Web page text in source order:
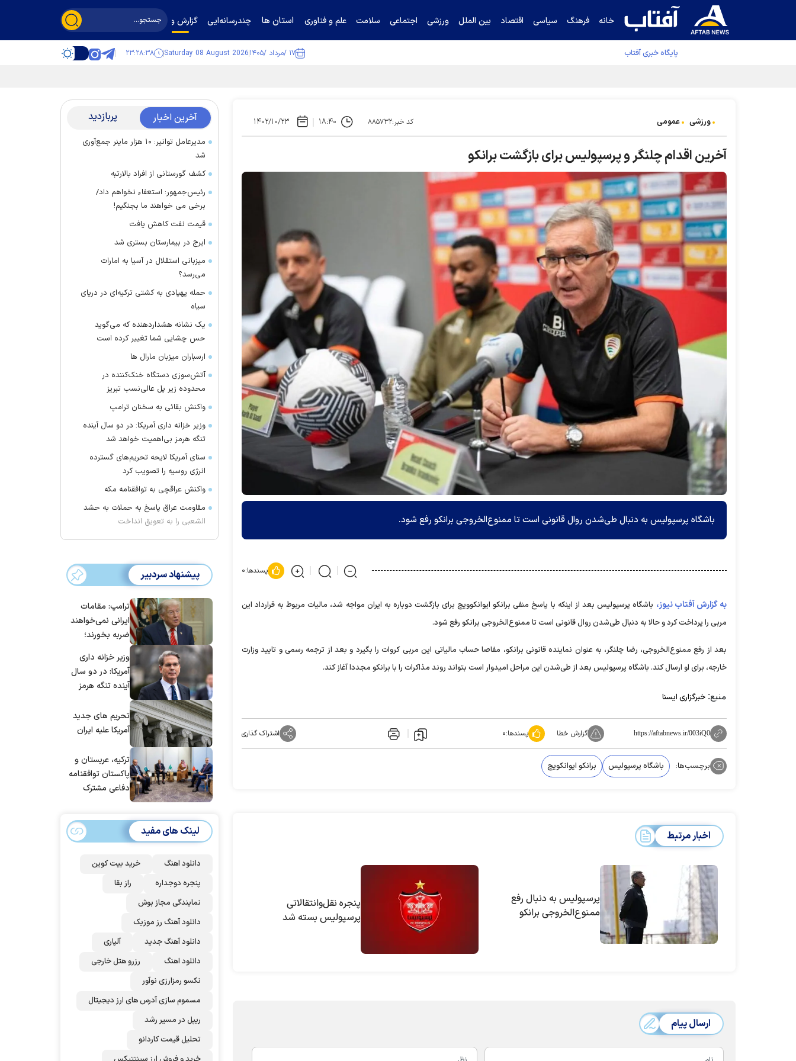
خانه فرهنگ سیاسی اقتصاد بین الملل ورزشی اجتماعی سلامت علم و فناوری استان ها چندرسانه‌ایی گزارش و گفت‌وگو
پایگاه خبری آفتاب ۱۷ /مرداد /۱۴۰۵ Saturday 08 August 2026 ۲۳:۲۸:۳۸
ورزشی عمومی کد خبر:۸۸۵۷۳۲ ۱۸:۴۰ ۱۴۰۲/۱۰/۲۳
آخرین اقدام چلنگر و پرسپولیس برای بازگشت برانکو
باشگاه پرسپولیس به دنبال طی‌شدن روال قانونی است تا ممنوع‌الخروجی برانکو رفع شود.
پسندها:۰
به گزارش آفتاب نیوز، باشگاه پرسپولیس بعد از اینکه با پاسخ منفی برانکو ایوانکوویچ برای بازگشت دوباره به ایران مواجه شد، مالیات مربوط به قرارداد این
مربی را پرداخت کرد و حالا به دنبال طی‌شدن روال قانونی است تا ممنوع‌الخروجی برانکو رفع شود.
بعد از رفع ممنوع‌الخروجی، رضا چلنگر، به عنوان نماینده قانونی برانکو، مفاصا حساب مالیاتی این مربی کروات را بگیرد و بعد از ترجمه رسمی و تایید وزارت
خارجه، برای او ارسال کند. باشگاه پرسپولیس بعد از طی‌شدن این مراحل امیدوار است بتواند روند مذاکرات را با برانکو مجددا آغاز کند.
منبع: خبرگزاری ایسنا
https://aftabnews.ir/003iQ0 گزارش خطا پسندها:۰ اشتراک گذاری
برچسب‌ها: باشگاه پرسپولیس برانکو ایوانکویچ
اخبار مرتبط
پرسپولیس به دنبال رفع
ممنوع‌الخروجی برانکو
پنجره نقل‌وانتقالاتی
پرسپولیس بسته شد
ارسال پیام
آخرین اخبار پربازدید
مدیرعامل توانیر: ۱۰ هزار ماینر جمع‌آوری
شد
کشف گورستانی از افراد بالارتبه
رئیس‌جمهور: استعفاء نخواهم داد/
برخی می خواهند ما بجنگیم!
قیمت نفت کاهش یافت
ایرج در بیمارستان بستری شد
میزبانی استقلال در آسیا به امارات
می‌رسد؟
حمله پهپادی به کشتی ترکیه‌ای در دریای
سیاه
یک نشانه هشداردهنده که می‌گوید
حس چشایی شما تغییر کرده است
ارسباران میزبان مارال ها
آتش‌سوزی دستگاه خنک‌کننده در
محدوده زیر پل عالی‌نسب تبریز
واکنش بقائی به سخنان ترامپ
وزیر خزانه داری آمریکا: در دو سال آینده
تنگه هرمز بی‌اهمیت خواهد شد
سنای آمریکا لایحه تحریم‌های گسترده
انرژی روسیه را تصویب کرد
واکنش عراقچی به توافقنامه مکه
مقاومت عراق پاسخ به حملات به حشد
الشعبی را به تعویق انداخت
پیشنهاد سردبیر
ترامپ: مقامات
ایرانی نمی‌خواهند
ضربه بخورند؛
توافق برسند
وزیر خزانه داری
آمریکا: در دو سال
آینده تنگه هرمز
شد
تحریم های جدید
آمریکا علیه ایران
ترکیه، عربستان و
پاکستان توافقنامه
دفاعی مشترک
لینک های مفید
دانلود اهنگ
خرید بیت کوین
پنجره دوجداره
راز بقا
نمایندگی مجاز بوش
دانلود آهنگ رز‌ موزیک
دانلود آهنگ جدید
آلپاری
دانلود اهنگ
رزرو هتل خارجی
نکسو رمزارزی نوآور
مسموم سازی آدرس های ارز دیجیتال
ریپل در مسیر رشد
تحلیل قیمت کاردانو